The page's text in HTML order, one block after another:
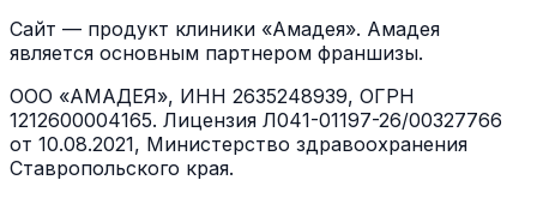
Сайт — продукт клиники «Амадея». Амадея
является основным партнером франшизы.
ООО «АМАДЕЯ», ИНН 2635248939, ОГРН
1212600004165. Лицензия Л041-01197-26/00327766
от 10.08.2021, Министерство здравоохранения
Ставропольского края.